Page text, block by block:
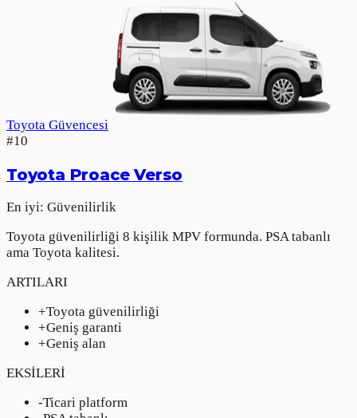
Toyota Güvencesi
#10
Toyota Proace Verso
En iyi: Güvenilirlik
Toyota güvenilirliği 8 kişilik MPV formunda. PSA tabanlı
ama Toyota kalitesi.
ARTILARI
+Toyota güvenilirliği
+Geniş garanti
+Geniş alan
EKSİLERİ
-Ticari platform